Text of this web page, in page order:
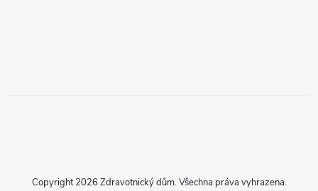
Copyright 2026 Zdravotnický dům. Všechna práva vyhrazena.